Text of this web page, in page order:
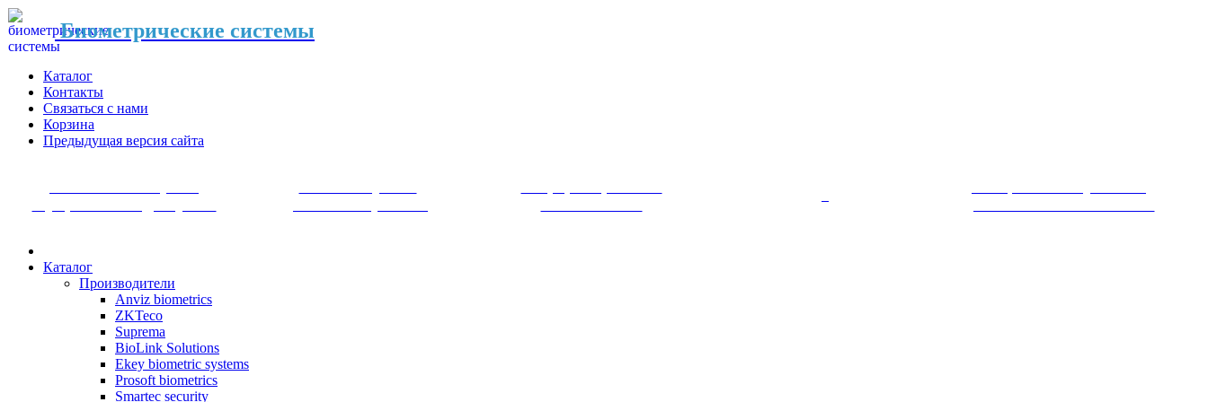
Биометрические системы
Каталог
Контакты
Связаться с нами
Корзина
Предыдущая версия сайта
Каталог
Производители
Anviz biometrics
ZKTeco
Suprema
BioLink Solutions
Ekey biometric systems
Prosoft biometrics
Smartec security